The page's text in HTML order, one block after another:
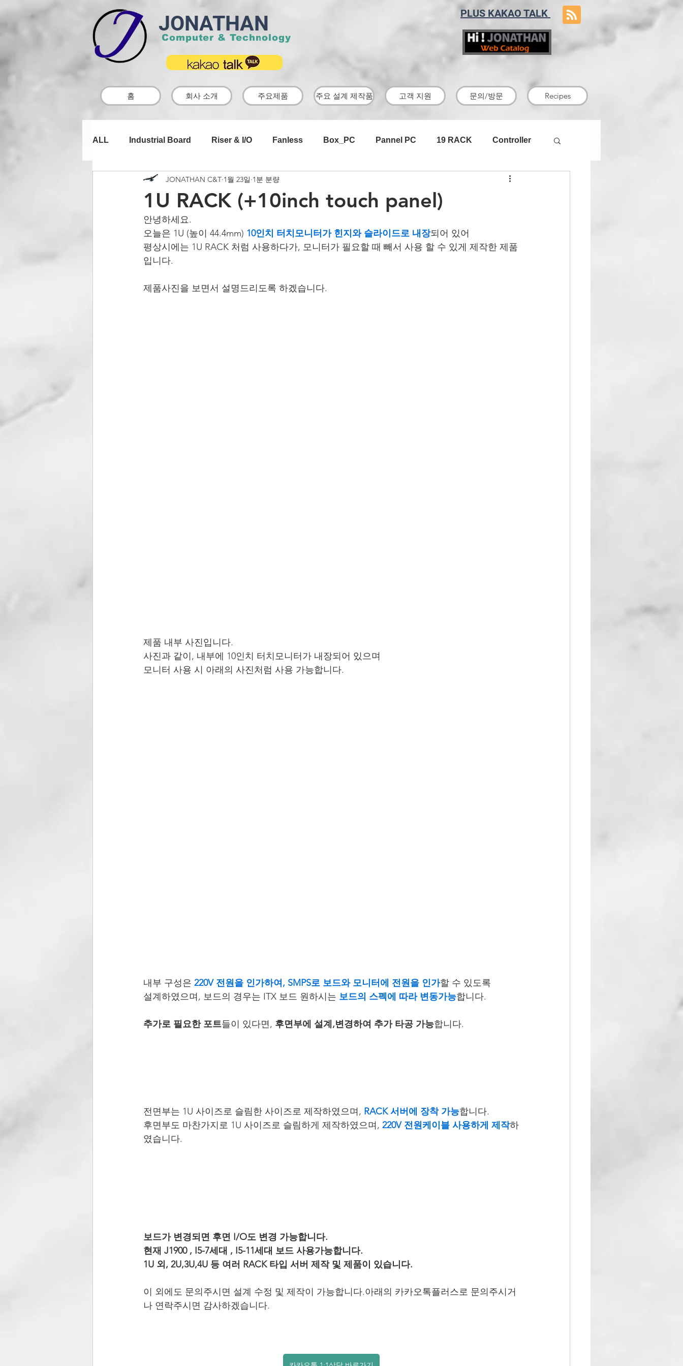
JONATHAN
Computer & Technology
PLUS KAKAO TALK
홈 회사 소개 주요제품 주요 설계 제작품 고객 지원 문의/방문 Recipes
ALL Industrial Board Riser & I/O Fanless Box_PC Pannel PC 19 RACK Controller
Case ODM TOUCH LCD AD Board 1U파워-서버용
DC to DC | CAR DC
1U RACK (+10inch touch panel)
JONATHAN C&T 1월 23일 1분 분량
안녕하세요.
오늘은 1U (높이 44.4mm) 10인치 터치모니터가 힌지와 슬라이드로 내장되어 있어
평상시에는 1U RACK 처럼 사용하다가, 모니터가 필요할 때 빼서 사용 할 수 있게 제작한 제품
입니다.
제품사진을 보면서 설명드리도록 하겠습니다.
제품 내부 사진입니다.
사진과 같이, 내부에 10인치 터치모니터가 내장되어 있으며
모니터 사용 시 아래의 사진처럼 사용 가능합니다.
내부 구성은 220V 전원을 인가하여, SMPS로 보드와 모니터에 전원을 인가할 수 있도록
설계하였으며, 보드의 경우는 ITX 보드 원하시는 보드의 스펙에 따라 변동가능합니다.
추가로 필요한 포트들이 있다면, 후면부에 설계,변경하여 추가 타공 가능합니다.
전면부는 1U 사이즈로 슬림한 사이즈로 제작하였으며, RACK 서버에 장착 가능합니다.
후면부도 마찬가지로 1U 사이즈로 슬림하게 제작하였으며, 220V 전원케이블 사용하게 제작하
였습니다.
보드가 변경되면 후면 I/O도 변경 가능합니다.
현재 J1900 , I5-7세대 , I5-11세대 보드 사용가능합니다.
1U 외, 2U,3U,4U 등 여러 RACK 타입 서버 제작 및 제품이 있습니다.
이 외에도 문의주시면 설계 수정 및 제작이 가능합니다.아래의 카카오톡플러스로 문의주시거
나 연락주시면 감사하겠습니다.